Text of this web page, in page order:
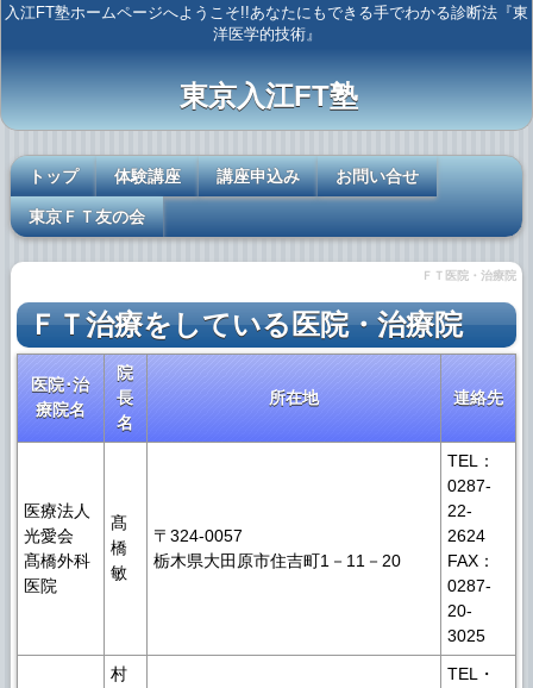
入江FT塾ホームページへようこそ!!あなたにもできる手でわかる診断法『東
洋医学的技術』
東京入江FT塾
トップ 体験講座 講座申込み お問い合せ
東京ＦＴ友の会
ＦＴ医院・治療院
ＦＴ治療をしている医院・治療院
医院･治
療院名
院
長
名
所在地 連絡先
医療法人
光愛会
髙橋外科
医院
髙
橋
敏
〒324-0057
栃木県大田原市住吉町1－11－20
TEL：
0287-
22-
2624
FAX：
0287-
20-
3025
村
TEL・